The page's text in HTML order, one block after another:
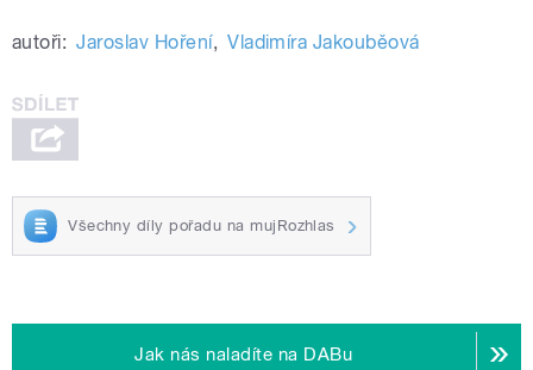
autoři: Jaroslav Hoření, Vladimíra Jakouběová
Všechny díly pořadu na mujRozhlas
Jak nás naladíte na DABu